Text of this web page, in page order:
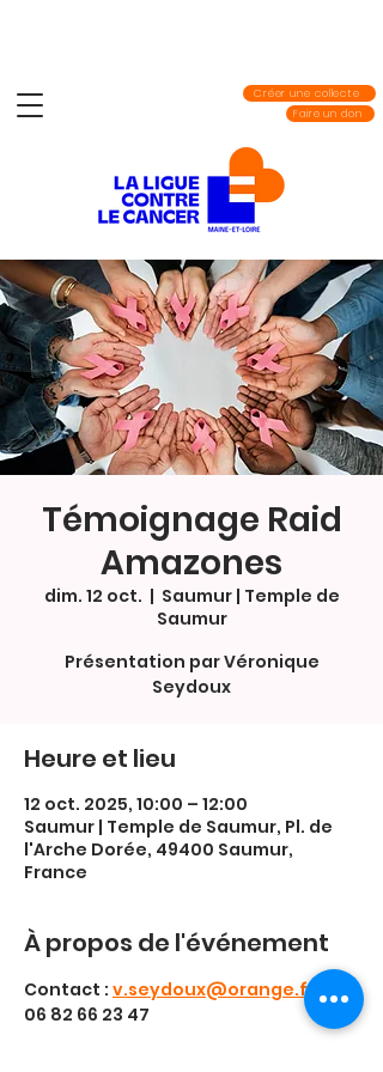
Créer une collecte
Faire un don
Témoignage Raid
Amazones
dim. 12 oct.
  |
Saumur | Temple de
Saumur
Présentation par Véronique
Seydoux
Heure et lieu
12 oct. 2025, 10:00 – 12:00
Saumur | Temple de Saumur, Pl. de
l'Arche Dorée, 49400 Saumur,
France
À propos de l'événement
Contact : v.seydoux@orange.fr ou
06 82 66 23 47